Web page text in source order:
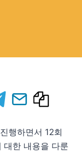
행하면서 12회
대한 내용을 다룬